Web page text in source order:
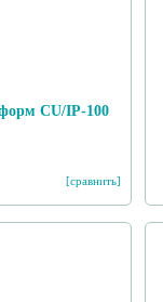
CU/IP-100
[сравнить]